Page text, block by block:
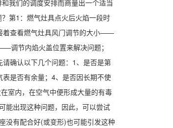
我们的调度安排而商量出一个适当
第1：燃气灶具点火后火焰一段时
着查看燃气灶具风门调节的大小——
调节内焰火盖位置来解决问题；
确认以下几个问题：1、是否是第
是否有余量；4、是否因长期不使
室内，在空气中便形成大量的有毒
能出现这种问题，因此，可以尝试
没有配合好(或变形)也可能引发这种